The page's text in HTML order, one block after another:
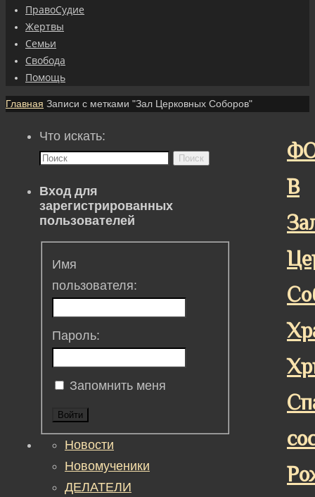
ПравоСудие
Жертвы
Семьи
Свобода
Помощь
Главная Записи с метками "Зал Церковных Соборов"
В
Что искать:
Поиск
Вход для
зарегистрированных
пользователей
Имя
пользователя:
Пароль:
Запомнить меня
Войти
Новости
Новомученики
ДЕЛАТЕЛИ